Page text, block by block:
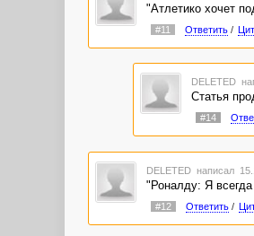
"Атлетико хочет
#11 Ответить/
DELETED
Статья
#14
DELETED написал
"Роналду: Я
#12 Ответить/